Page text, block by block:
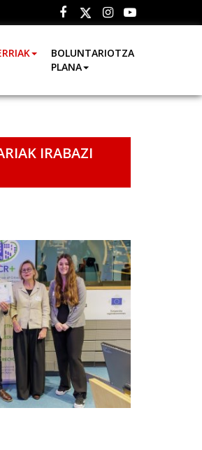
Facebook
Twitter
Instagram
Youtube
BOLUNTARIOTZA
PLANA
IRABAZI